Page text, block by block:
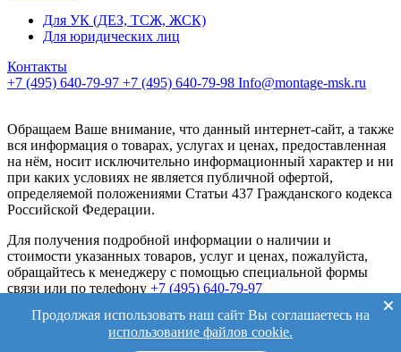
Для УК (ДЕЗ, ТСЖ, ЖСК)
Для юридических лиц
Контакты
+7 (495) 640-79-97 +7 (495) 640-79-98 Info@montage-msk.ru
Обращаем Ваше внимание, что данный интернет-сайт, а также
вся информация о товарах, услугах и ценах, предоставленная
на нём, носит исключительно информационный характер и ни
при каких условиях не является публичной офертой,
определяемой положениями Статьи 437 Гражданского кодекса
Российской Федерации.
Для получения подробной информации о наличии и
стоимости указанных товаров, услуг и ценах, пожалуйста,
обращайтесь к менеджеру с помощью специальной формы
связи или по телефону +7 (495) 640-79-97
Политика обработки персональных данныхСогласие на
обработку персональных данныхПолитика cookie
Продолжая использовать наш сайт Вы соглашаетесь на
использование файлов cookie.